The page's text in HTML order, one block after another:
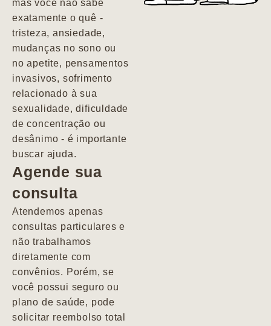
mas você não sabe
exatamente o quê -
tristeza, ansiedade,
mudanças no sono ou
no apetite, pensamentos
invasivos, sofrimento
relacionado à sua
sexualidade, dificuldade
de concentração ou
desânimo - é importante
buscar ajuda.
Agende sua
consulta
Atendemos apenas
consultas particulares e
não trabalhamos
diretamente com
convênios. Porém, se
você possui seguro ou
plano de saúde, pode
solicitar reembolso total